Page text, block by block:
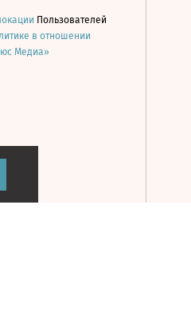
Пользователей
в отношении
Медиа»